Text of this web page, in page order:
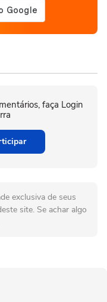
faça Login
exclusiva de seus
site. Se achar algo